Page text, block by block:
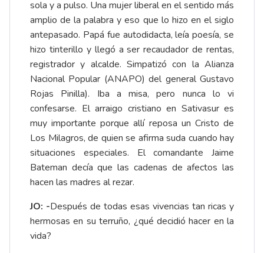
sola y a pulso. Una mujer liberal en el sentido más
amplio de la palabra y eso que lo hizo en el siglo
antepasado. Papá fue autodidacta, leía poesía, se
hizo tinterillo y llegó a ser recaudador de rentas,
registrador y alcalde. Simpatizó con la Alianza
Nacional Popular (ANAPO) del general Gustavo
Rojas Pinilla). Iba a misa, pero nunca lo vi
confesarse. El arraigo cristiano en Sativasur es
muy importante porque allí reposa un Cristo de
Los Milagros, de quien se afirma suda cuando hay
situaciones especiales. El comandante Jaime
Bateman decía que las cadenas de afectos las
hacen las madres al rezar.
JO: -Después de todas esas vivencias tan ricas y
hermosas en su terruño, ¿qué decidió hacer en la
vida?